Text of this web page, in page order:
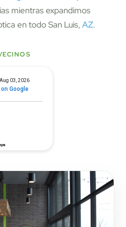
mientras expandimos
en todo San Luis, AZ.